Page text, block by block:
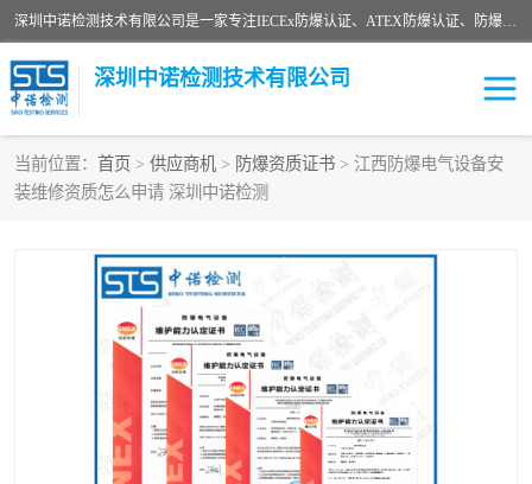
深圳中诺检测技术有限公司是一家专注IECEx防爆认证、ATEX防爆认证、防爆电气检测、防爆合格证、煤安认证等代理机构，可为客户提供从防爆设计、认证、现场检查、工程施工改造、培训等一站式服务。
深圳中诺检测技术有限公司
当前位置： 首页 > 供应商机 > 防爆资质证书 > 江西防爆电气设备安
装维修资质怎么申请 深圳中诺检测
ATEX防爆认证
防爆3C认证 现场防爆检测
煤安矿安
IECEx防爆认证 防爆设计
防爆资质证书 各国防爆认证